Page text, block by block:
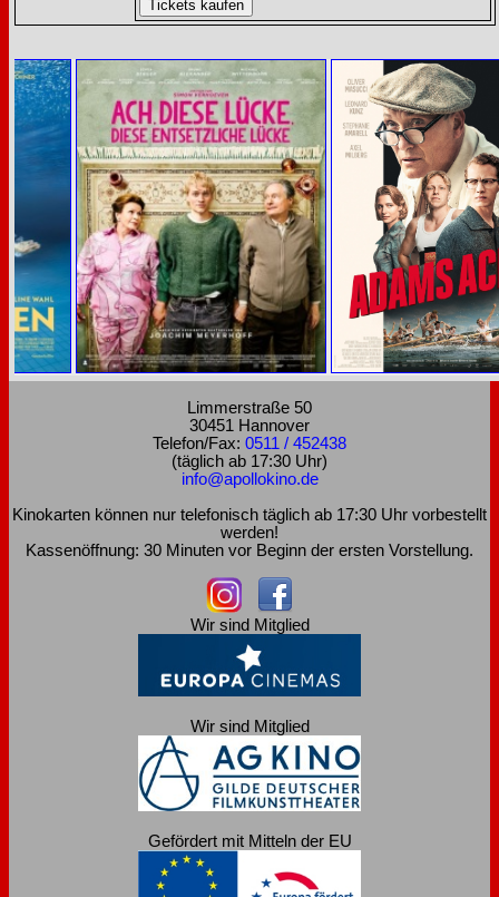
Limmerstraße 50
30451 Hannover
Telefon/Fax: 0511 / 452438
(täglich ab 17:30 Uhr)
info@apollokino.de
Kinokarten können nur telefonisch täglich ab 17:30 Uhr vorbestellt
werden!
Kassenöffnung: 30 Minuten vor Beginn der ersten Vorstellung.
Wir sind Mitglied
Wir sind Mitglied
Gefördert mit Mitteln der EU